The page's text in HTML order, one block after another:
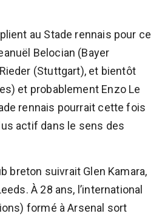
au Stade rennais pour ce
Belocian (Bayer
(Stuttgart), et bientôt
et probablement Enzo Le
rennais pourrait cette fois
actif dans le sens des
breton suivrait Glen Kamara,
À 28 ans, l’international
formé à Arsenal sort